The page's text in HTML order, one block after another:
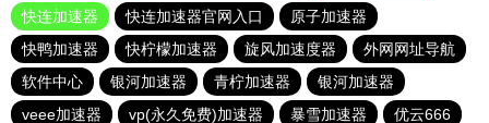
快连加速器
快连加速器官网入口
原子加速器
快鸭加速器
快柠檬加速器 旋风加速度器
外网网址导航
软件中心
银河加速器 青柠加速器
银河加速器
veee加速器
vp(永久免费)加速器 暴雪加速器 优云666